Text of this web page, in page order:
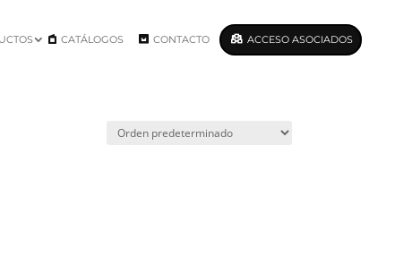
CATÁLOGOS CONTACTO ACCESO ASOCIADOS